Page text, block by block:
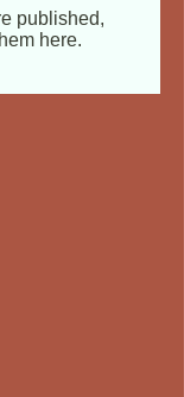
published,
here.